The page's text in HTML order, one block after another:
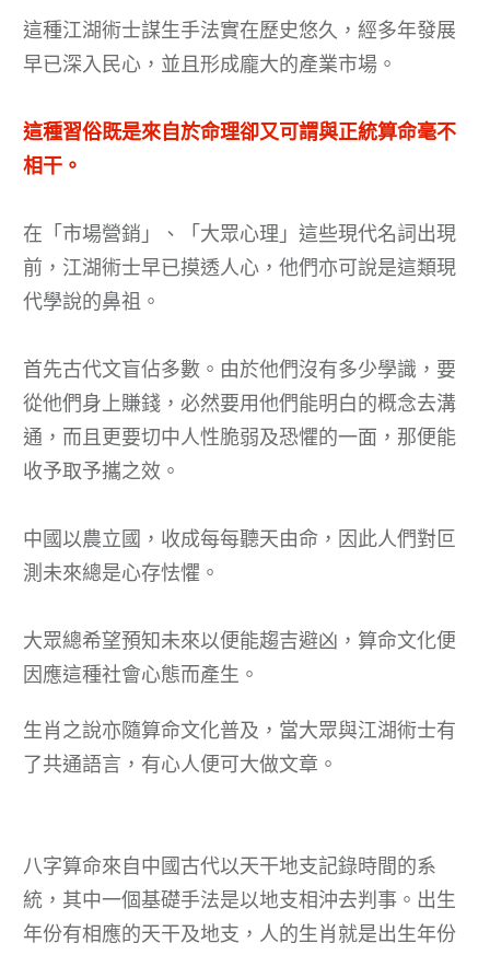
這種江湖術士謀生手法實在歷史悠久，經多年發展
早已深入民心，並且形成龐大的產業市場。
這種習俗既是來自於命理卻又可謂與正統算命毫不
相干。
在「市場營銷」、「大眾心理」這些現代名詞出現
前，江湖術士早已摸透人心，他們亦可說是這類現
代學說的鼻祖。
首先古代文盲佔多數。由於他們沒有多少學識，要
從他們身上賺錢，必然要用他們能明白的概念去溝
通，而且更要切中人性脆弱及恐懼的一面，那便能
收予取予攜之效。
中國以農立國，收成每每聽天由命，因此人們對叵
測未來總是心存怯懼。
大眾總希望預知未來以便能趨吉避凶，算命文化便
因應這種社會心態而產生。
生肖之說亦隨算命文化普及，當大眾與江湖術士有
了共通語言，有心人便可大做文章。
八字算命來自中國古代以天干地支記錄時間的系
統，其中一個基礎手法是以地支相沖去判事。出生
年份有相應的天干及地支，人的生肖就是出生年份